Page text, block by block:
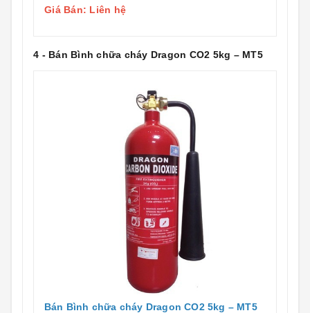
Giá Bán: Liên hệ
4 - Bán Bình chữa cháy Dragon CO2 5kg – MT5
Bán Bình chữa cháy Dragon CO2 5kg – MT5